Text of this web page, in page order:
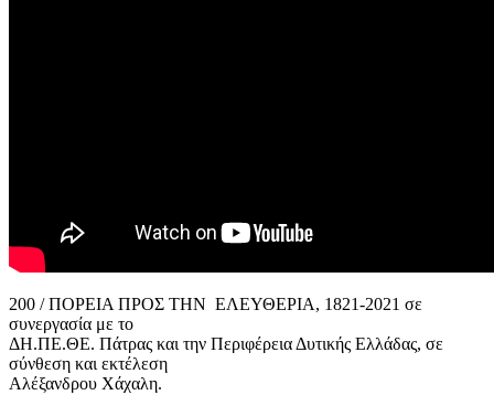
200 / ΠΟΡΕΙΑ ΠΡΟΣ ΤΗΝ ΕΛΕΥΘΕΡΙΑ, 1821-2021 σε
συνεργασία με το
ΔΗ.ΠΕ.ΘΕ. Πάτρας και την Περιφέρεια Δυτικής Ελλάδας, σε
σύνθεση και εκτέλεση
Αλέξανδρου Χάχαλη.